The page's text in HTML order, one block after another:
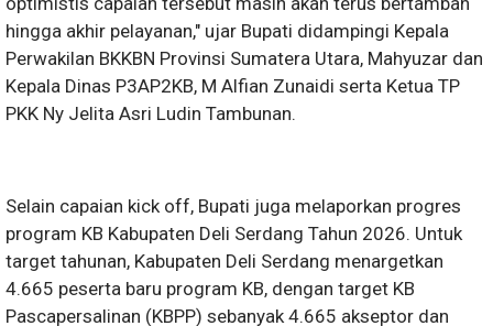
hingga akhir pelayanan," ujar Bupati didampingi Kepala
Perwakilan BKKBN Provinsi Sumatera Utara, Mahyuzar dan
Kepala Dinas P3AP2KB, M Alfian Zunaidi serta Ketua TP
PKK Ny Jelita Asri Ludin Tambunan.
Selain capaian kick off, Bupati juga melaporkan progres
program KB Kabupaten Deli Serdang Tahun 2026. Untuk
target tahunan, Kabupaten Deli Serdang menargetkan
4.665 peserta baru program KB, dengan target KB
Pascapersalinan (KBPP) sebanyak 4.665 akseptor dan